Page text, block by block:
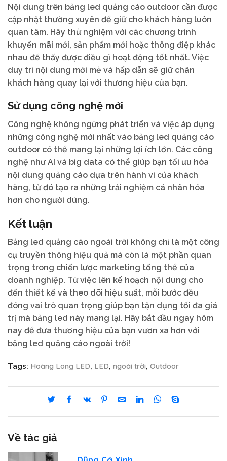
Nội dung trên bảng led quảng cáo outdoor cần được
cập nhật thường xuyên để giữ cho khách hàng luôn
quan tâm. Hãy thử nghiệm với các chương trình
khuyến mãi mới, sản phẩm mới hoặc thông điệp khác
nhau để thấy được điều gì hoạt động tốt nhất. Việc
duy trì nội dung mới mẻ và hấp dẫn sẽ giữ chân
khách hàng quay lại với thương hiệu của bạn.
Sử dụng công nghệ mới
Công nghệ không ngừng phát triển và việc áp dụng
những công nghệ mới nhất vào bảng led quảng cáo
outdoor có thể mang lại những lợi ích lớn. Các công
nghệ như AI và big data có thể giúp bạn tối ưu hóa
nội dung quảng cáo dựa trên hành vi của khách
hàng, từ đó tạo ra những trải nghiệm cá nhân hóa
hơn cho người dùng.
Kết luận
Bảng led quảng cáo ngoài trời không chỉ là một công
cụ truyền thông hiệu quả mà còn là một phần quan
trọng trong chiến lược marketing tổng thể của
doanh nghiệp. Từ việc lên kế hoạch nội dung cho
đến thiết kế và theo dõi hiệu suất, mỗi bước đều
đóng vai trò quan trọng giúp bạn tận dụng tối đa giá
trị mà bảng led này mang lại. Hãy bắt đầu ngay hôm
nay để đưa thương hiệu của bạn vươn xa hơn với
bảng led quảng cáo ngoài trời!
Tags: Hoàng Long LED, LED, ngoài trời, Outdoor
Về tác giả